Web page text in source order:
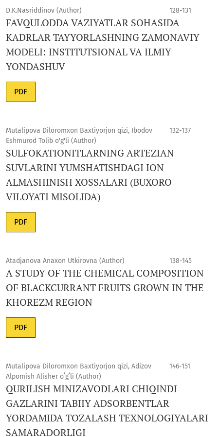
D.K.Nasriddinov (Author) 128-131
FAVQULODDA VAZIYATLAR SOHASIDA
KADRLAR TAYYORLASHNING ZAMONAVIY
MODELI: INSTITUTSIONAL VA ILMIY
YONDASHUV
PDF
Mutalipova Diloromxon Baxtiyorjon qizi, Ibodov
Eshmurod Tolib o'g'li (Author)
132-137
SULFOKATIONITLARNING ARTEZIAN
SUVLARINI YUMSHATISHDAGI ION
ALMASHINISH XOSSALARI (BUXORO
VILOYATI MISOLIDA)
PDF
Аtadjanova Anaxon Utkirovna (Author) 138-145
A STUDY OF THE CHEMICAL COMPOSITION
OF BLACKCURRANT FRUITS GROWN IN THE
KHOREZM REGION
PDF
Mutalipova Diloromxon Baxtiyorjon qizi, Adizov
Alpomish Alisher oʻgʻli (Author)
146-151
QURILISH MINIZAVODLARI CHIQINDI
GAZLARINI TABIIY ADSORBENTLAR
YORDAMIDA TOZALASH TEXNOLOGIYALARI
SAMARADORLIGI